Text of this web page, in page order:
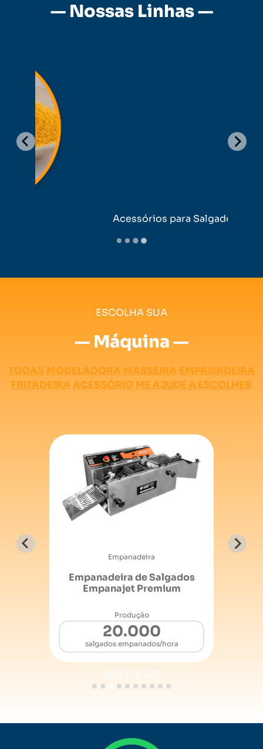
— Nossas Linhas —
Acessórios para Salgadeiro
ESCOLHA SUA
— Máquina —
TODAS MODELADORA MASSEIRA EMPANADEIRA
FRITADEIRA ACESSÓRIO ME AJUDE A ESCOLHER
Modeladora de Salgados e Doces
Máquina de fazer salgados e
doces Modellare 100
Produção
2.500
Salgados por hora
SAIBA MAIS